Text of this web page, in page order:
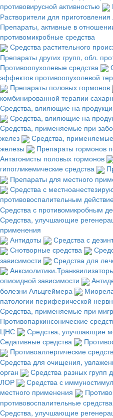
противовирусной активностью
Растворители для
Препараты, активные в
противомикробные средства
Средства растительного
Препараты других групп, обл.
Противоопухолевые средства
эффектов противоопухолевой
Препараты половых гормонов
комбинированной терапии
Средства, влияющие на
Средства, влияющие на
Средства, применяемые при
желез
Средства,
железы
Препараты гормонов
Антагонисты половых гормонов
гипогликемические средства
Препараты для местного
Средства с
противовоспалительным
Средства с противомикробным
Средства, улучшающие
применения
Антидоты
Средства с
Снотворные средства
зависимости
Средства для
опиоидной зависимости
болезни Альцгеймера
патологии периферической
Средства, применяемые при
Противопаркинсонические
ЦНС
Средства, улучшающие
Седативные средства
Противоаллергические
Средства для очищения,
орган
Средства разных групп
ЛОР
Средства с
местного применения
противовоспалительные
Средства, улучшающие